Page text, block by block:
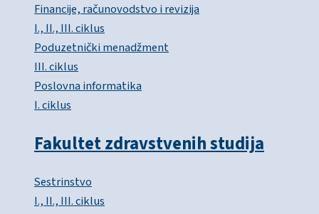
Financije, računovodstvo i revizija
I., II., III. ciklus
Poduzetnički menadžment
III. ciklus
Poslovna informatika
I. ciklus
Fakultet zdravstvenih studija
Sestrinstvo
I., II., III. ciklus